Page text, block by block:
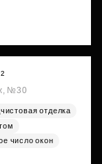
№30
отделка
число окон